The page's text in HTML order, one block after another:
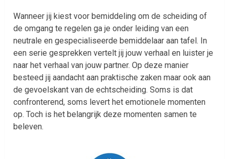
Wanneer jij kiest voor bemiddeling om de scheiding of
de omgang te regelen ga je onder leiding van een
neutrale en gespecialiseerde bemiddelaar aan tafel. In
een serie gesprekken vertelt jij jouw verhaal en luister je
naar het verhaal van jouw partner. Op deze manier
besteed jij aandacht aan praktische zaken maar ook aan
de gevoelskant van de echtscheiding. Soms is dat
confronterend, soms levert het emotionele momenten
op. Toch is het belangrijk deze momenten samen te
beleven.